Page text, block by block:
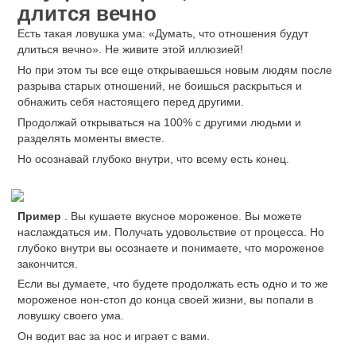
длится вечно
Есть такая ловушка ума: «Думать, что отношения будут
длиться вечно». Не живите этой иллюзией!
Но при этом ты все еще открываешься новым людям после
разрыва старых отношений, не боишься раскрыться и
обнажить себя настоящего перед другими.
Продолжай открываться на 100% с другими людьми и
разделять моменты вместе.
Но осознавай глубоко внутри, что всему есть конец.
Пример
. Вы кушаете вкусное мороженое. Вы можете
наслаждаться им. Получать удовольствие от процесса. Но
глубоко внутри вы осознаете и понимаете, что мороженое
закончится.
Если вы думаете, что будете продолжать есть одно и то же
мороженое нон-стоп до конца своей жизни, вы попали в
ловушку своего ума.
Он водит вас за нос и играет с вами.